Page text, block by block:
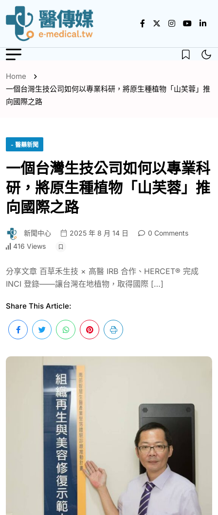
Home
一個台灣生技公司如何以專業科研，將原生種植物「山芙蓉」推
向國際之路
- 醫藥新聞
一個台灣生技公司如何以專業科
研，將原生種植物「山芙蓉」推
向國際之路
新聞中心 2025 年 8 月 14 日
0 Comments
416 Views
分享文章 百草禾生技 × 高醫 IRB 合作、HERCET® 完成
INCI 登錄——讓台灣在地植物，取得國際 […]
Share This Article: